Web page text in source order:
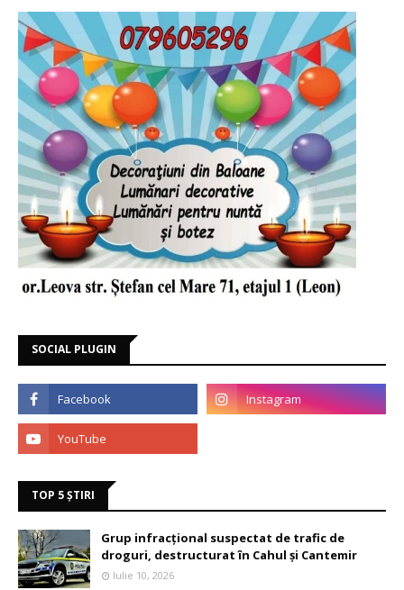
SOCIAL PLUGIN
TOP 5 ȘTIRI
Grup infracțional suspectat de trafic de
droguri, destructurat în Cahul și Cantemir
Iulie 10, 2026